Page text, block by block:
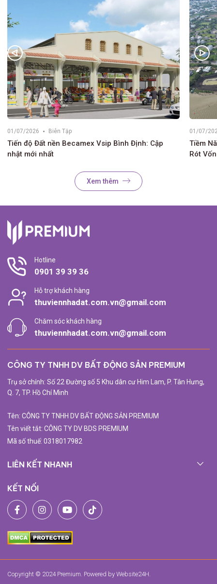
01/07/2026 Biên Tập
Tiến độ Đất nền Becamex Vsip Bình Định: Cập
nhật mới nhất
01/07/
Tiềm
Rót
Xem thêm
Hotline
0901 39 39 36
Hỗ trợ khách hàng
thuviennhadat.com.vn@gmail.com
Chăm sóc khách hàng
thuviennhadat.com.vn@gmail.com
CÔNG TY TNHH DV BẤT ĐỘNG SẢN PREMIUM
Trụ sở chính: Số 22 Đường số 5 Khu dân cư Him Lam, P. Tân Hưng,
Q. 7, TP. Hồ Chí Minh
Tên: CÔNG TY TNHH DV BẤT ĐỘNG SẢN PREMIUM
Tên viết tắt: CÔNG TY DV BDS PREMIUM
Mã số thuế: 0318017982
LIÊN KẾT NHANH
KẾT NỐI
Copyright © 2024 Premium. Powered by Website24H